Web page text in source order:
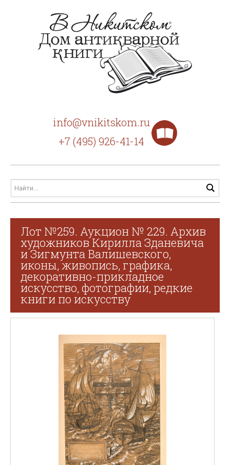
info@vnikitskom.ru
+7 (495) 926-41-14
Лот №259. Аукцион № 229. Архив
художников Кирилла Зданевича
и Зигмунта Валишевского,
иконы, живопись, графика,
декоративно-прикладное
искусство, фотографии, редкие
книги по искусству